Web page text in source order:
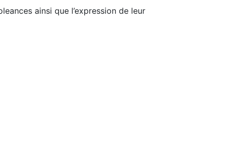
ainsi que l’expression de leur